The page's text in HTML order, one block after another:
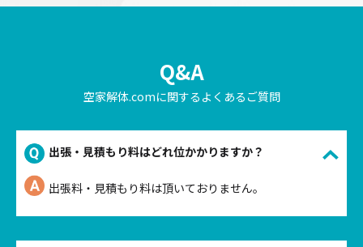
Q&A
空家解体.comに関するよくあるご質問
出張・見積もり料はどれ位かかりますか？
出張料・見積もり料は頂いておりません。